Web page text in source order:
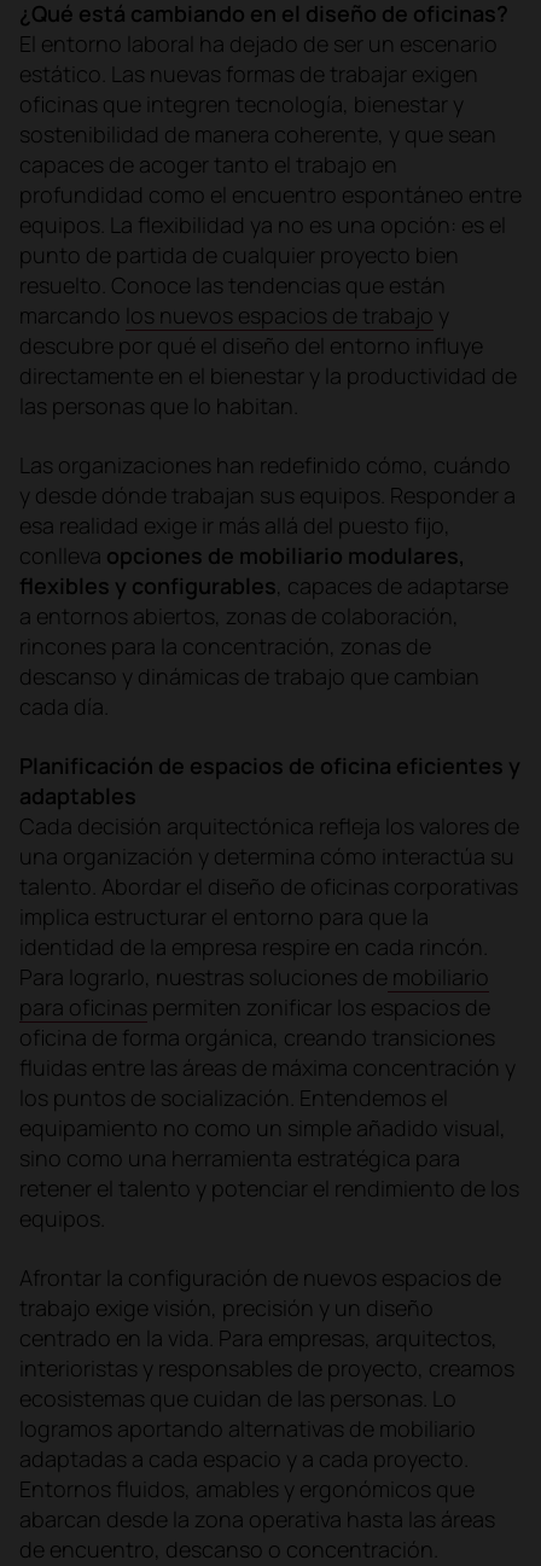
¿Qué está cambiando en el diseño de oficinas?
El entorno laboral ha dejado de ser un escenario
estático. Las nuevas formas de trabajar exigen
oficinas que integren tecnología, bienestar y
sostenibilidad de manera coherente, y que sean
capaces de acoger tanto el trabajo en
profundidad como el encuentro espontáneo entre
equipos. La flexibilidad ya no es una opción: es el
punto de partida de cualquier proyecto bien
resuelto. Conoce las tendencias que están
marcando los nuevos espacios de trabajo y
descubre por qué el diseño del entorno influye
directamente en el bienestar y la productividad de
las personas que lo habitan.
Las organizaciones han redefinido cómo, cuándo
y desde dónde trabajan sus equipos. Responder a
esa realidad exige ir más allá del puesto fijo,
conlleva opciones de mobiliario modulares,
flexibles y configurables, capaces de adaptarse
a entornos abiertos, zonas de colaboración,
rincones para la concentración, zonas de
descanso y dinámicas de trabajo que cambian
cada día.
Planificación de espacios de oficina eficientes y
adaptables
Cada decisión arquitectónica refleja los valores de
una organización y determina cómo interactúa su
talento. Abordar el diseño de oficinas corporativas
implica estructurar el entorno para que la
identidad de la empresa respire en cada rincón.
Para lograrlo, nuestras soluciones de mobiliario
para oficinas permiten zonificar los espacios de
oficina de forma orgánica, creando transiciones
fluidas entre las áreas de máxima concentración y
los puntos de socialización. Entendemos el
equipamiento no como un simple añadido visual,
sino como una herramienta estratégica para
retener el talento y potenciar el rendimiento de los
equipos.
Afrontar la configuración de nuevos espacios de
trabajo exige visión, precisión y un diseño
centrado en la vida. Para empresas, arquitectos,
interioristas y responsables de proyecto, creamos
ecosistemas que cuidan de las personas. Lo
logramos aportando alternativas de mobiliario
adaptadas a cada espacio y a cada proyecto.
Entornos fluidos, amables y ergonómicos que
abarcan desde la zona operativa hasta las áreas
de encuentro, descanso o concentración.